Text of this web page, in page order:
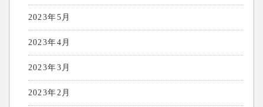
2023年5月
2023年4月
2023年3月
2023年2月